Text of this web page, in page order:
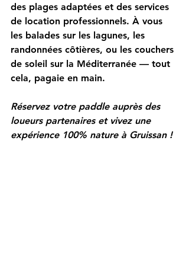
des plages adaptées et des services
de location professionnels. À vous
les balades sur les lagunes, les
randonnées côtières, ou les couchers
de soleil sur la Méditerranée — tout
cela, pagaie en main.
Réservez votre paddle auprès des
loueurs partenaires et vivez une
expérience 100% nature à Gruissan !